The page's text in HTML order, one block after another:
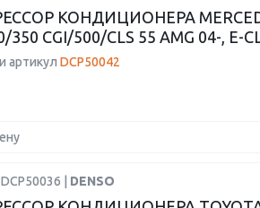
КОНДИЦИОНЕРА
350 CGI/500/CLS 55 AMG 04-, E-
артикул DCP50042
| DENSO